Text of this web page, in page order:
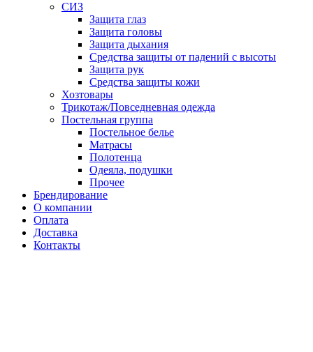
СИЗ
Защита глаз
Защита головы
Защита дыхания
Средства защиты от падений с высоты
Защита рук
Средства защиты кожи
Хозтовары
Трикотаж/Повседневная одежда
Постельная группа
Постельное белье
Матрасы
Полотенца
Одеяла, подушки
Прочее
Брендирование
О компании
Оплата
Доставка
Контакты